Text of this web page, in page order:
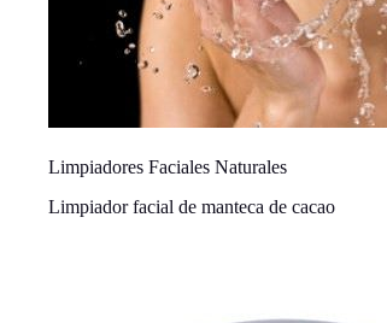
Limpiadores Faciales Naturales
Limpiador facial de manteca de cacao